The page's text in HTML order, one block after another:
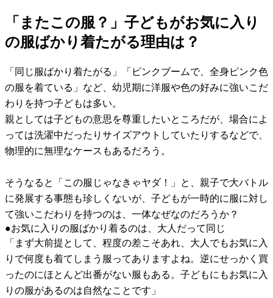
「またこの服？」子どもがお気に入り
の服ばかり着たがる理由は？
「同じ服ばかり着たがる」「ピンクブームで、全身ピンク色
の服を着ている」など、幼児期に洋服や色の好みに強いこだ
わりを持つ子どもは多い。
親としては子どもの意思を尊重したいところだが、場合によ
っては洗濯中だったりサイズアウトしていたりするなどで、
物理的に無理なケースもあるだろう。
そうなると「この服じゃなきゃヤダ！」と、親子で大バトル
に発展する事態も珍しくないが、子どもが一時的に服に対し
て強いこだわりを持つのは、一体なぜなのだろうか？
●お気に入りの服ばかり着るのは、大人だって同じ
「まず大前提として、程度の差こそあれ、大人でもお気に入
りで何度も着てしまう服ってありますよね。逆にせっかく買
ったのにほとんど出番がない服もある。子どもにもお気に入
りの服があるのは自然なことです」